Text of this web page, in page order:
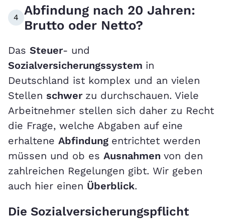
4
Abfindung nach 20 Jahren:
Brutto oder Netto?
Das Steuer- und
Sozialversicherungssystem in
Deutschland ist komplex und an vielen
Stellen schwer zu durchschauen. Viele
Arbeitnehmer stellen sich daher zu Recht
die Frage, welche Abgaben auf eine
erhaltene Abfindung entrichtet werden
müssen und ob es Ausnahmen von den
zahlreichen Regelungen gibt. Wir geben
auch hier einen Überblick.
Die Sozialversicherungspflicht